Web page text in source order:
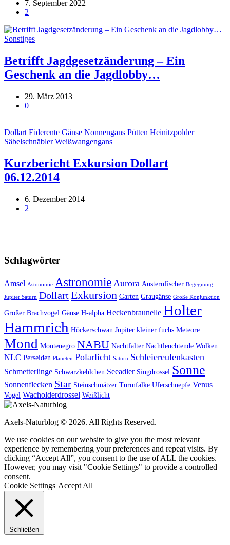
7. September 2022
2
Sonstiges
Betrifft Jagdgesetzänderung – Ein
Geschenk an die Jagdlobby…
29. März 2013
0
Dollart Eiderente Gänse Nonnengans Pütten Heinitzpolder
Säbelschnäbler Weißwangengans
Kurzbericht Exkursion Dollart
06.12.2014
6. Dezember 2014
2
Schlagwörter
Amsel Astonomie Astronomie Aurora Austernfischer Begegnung
Jupiter Saturn DollartExkursion Garten Graugänse Große Konjunktion
Großer Brachvogel Gänse H-alpha Heckenbraunelle Holter
Hammrich Höckerschwan Jupiter kleiner fuchs Meteore
Mond Montenegro NABU Nachtfalter Nachtleuchtende Wolken
NLC Perseiden Planeten Polarlicht Saturn Schleiereulenkasten
Schmetterlinge Schwarzkehlchen Seeadler Singdrossel Sonne
Sonnenflecken Star Steinschmätzer Turmfalke Uferschnepfe Venus
Vogel Wacholderdrossel Weißlicht
Axels-Naturblog © 2026. All Rights Reserved.
We use cookies on our website to give you the most relevant
experience by remembering your preferences and repeat visits. By
clicking “Accept All”, you consent to the use of ALL the cookies.
However, you may visit "Cookie Settings" to provide a controlled
consent.
Cookie Settings Accept All
Schließen